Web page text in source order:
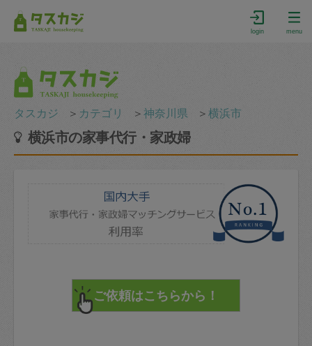
login menu
タスカジ ＞ カテゴリ ＞神奈川県 ＞横浜市
横浜市の家事代行・家政婦